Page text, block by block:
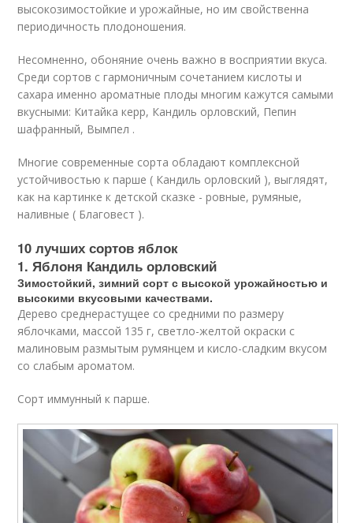
высокозимостойкие и урожайные, но им свойственна
периодичность плодоношения.
Несомненно, обоняние очень важно в восприятии вкуса.
Среди сортов с гармоничным сочетанием кислоты и
сахара именно ароматные плоды многим кажутся самыми
вкусными: Китайка керр, Кандиль орловский, Пепин
шафранный, Вымпел .
Многие современные сорта обладают комплексной
устойчивостью к парше ( Кандиль орловский ), выглядят,
как на картинке к детской сказке - ровные, румяные,
наливные ( Благовест ).
10 лучших сортов яблок
1. Яблоня Кандиль орловский
Зимостойкий, зимний сорт с высокой урожайностью и
высокими вкусовыми качествами.
Дерево среднерастущее со средними по размеру
яблочками, массой 135 г, светло-желтой окраски с
малиновым размытым румянцем и кисло-сладким вкусом
со слабым ароматом.
Сорт иммунный к парше.